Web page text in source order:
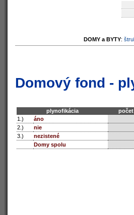
DOMY a BYTY:
Domový fond -
plynofikácia počet
1.)
áno
2.)
nie
3.)
nezistené
Domy spolu